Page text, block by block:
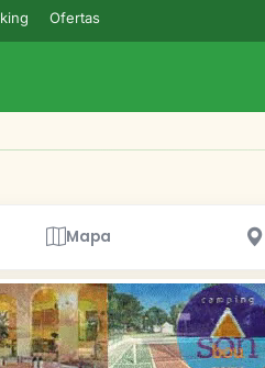
Ofertas
Mapa